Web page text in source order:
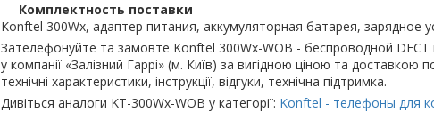
Комплектность поставки
Konftel 300Wx, адаптер питания, аккумуляторная батарея, зарядное
Зателефонуйте та замовте Konftel 300Wx-WOB - беспроводной
у компанії «Залізний Гаррі» (м. Київ) за вигідною ціною та
технічні характеристики, інструкції, відгуки, технічна підтримка.
Дивіться аналоги KT-300Wx-WOB у категорії: Konftel - телефоны для